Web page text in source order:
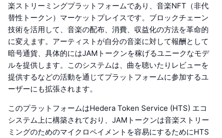
楽ストリーミングプラットフォームであり、音楽NFT（非代
替性トークン）マーケットプレイスです。ブロックチェーン
技術を活用して、音楽の配布、消費、収益化の方法を革命的
に変えます。アーティストが自分の音楽に対して報酬として
暗号通貨、具体的にはJAMトークンを稼げるユニークなモデ
ルを提供します。このシステムは、曲を聴いたりレビューを
提供するなどの活動を通じてプラットフォームに参加するユ
ーザーにも拡張されます。
このプラットフォームはHedera Token Service (HTS) エコ
システム上に構築されており、JAMトークンは音楽ストリー
ミングのためのマイクロペイメントを容易にするためにHTS